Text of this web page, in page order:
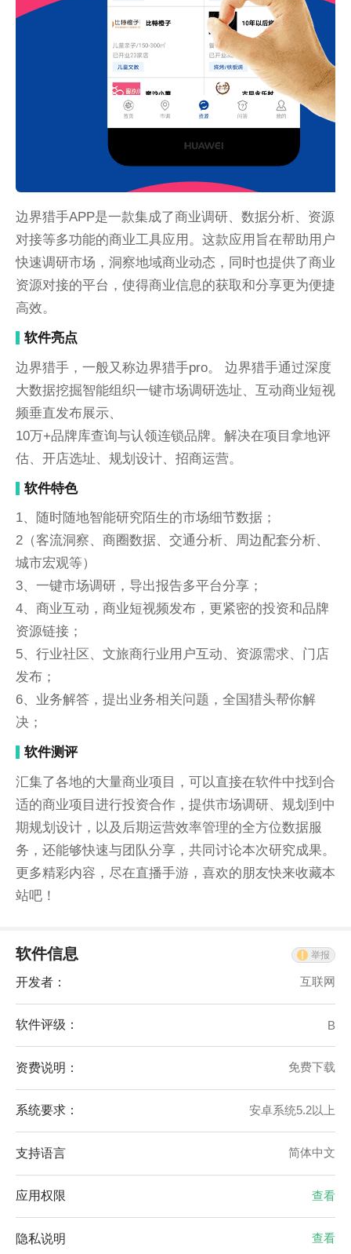
边界猎手APP是一款集成了商业调研、数据分析、资源
对接等多功能的商业工具应用。这款应用旨在帮助用户
快速调研市场，洞察地域商业动态，同时也提供了商业
资源对接的平台，使得商业信息的获取和分享更为便捷
高效。
软件亮点
边界猎手，一般又称边界猎手pro。 边界猎手通过深度
大数据挖掘智能组织一键市场调研选址、互动商业短视
频垂直发布展示、
10万+品牌库查询与认领连锁品牌。解决在项目拿地评
估、开店选址、规划设计、招商运营。
软件特色
1、随时随地智能研究陌生的市场细节数据；
2（客流洞察、商圈数据、交通分析、周边配套分析、
城市宏观等）
3、一键市场调研，导出报告多平台分享；
4、商业互动，商业短视频发布，更紧密的投资和品牌
资源链接；
5、行业社区、文旅商行业用户互动、资源需求、门店
发布；
6、业务解答，提出业务相关问题，全国猎头帮你解
决；
软件测评
汇集了各地的大量商业项目，可以直接在软件中找到合
适的商业项目进行投资合作，提供市场调研、规划到中
期规划设计，以及后期运营效率管理的全方位数据服
务，还能够快速与团队分享，共同讨论本次研究成果。
更多精彩内容，尽在直播手游，喜欢的朋友快来收藏本
站吧！
软件信息 举报
开发者： 互联网
软件评级： B
资费说明： 免费下载
系统要求： 安卓系统5.2以上
支持语言 简体中文
应用权限 查看
隐私说明 查看